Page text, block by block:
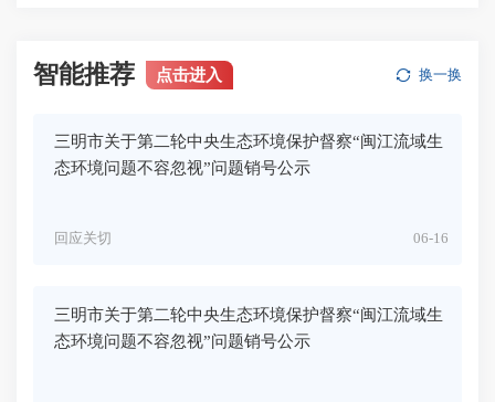
智能推荐 点击进入 换一换
三明市关于第二轮中央生态环境保护督察“闽江流域生
态环境问题不容忽视”问题销号公示
06-16
回应关切
三明市关于第二轮中央生态环境保护督察“闽江流域生
态环境问题不容忽视”问题销号公示